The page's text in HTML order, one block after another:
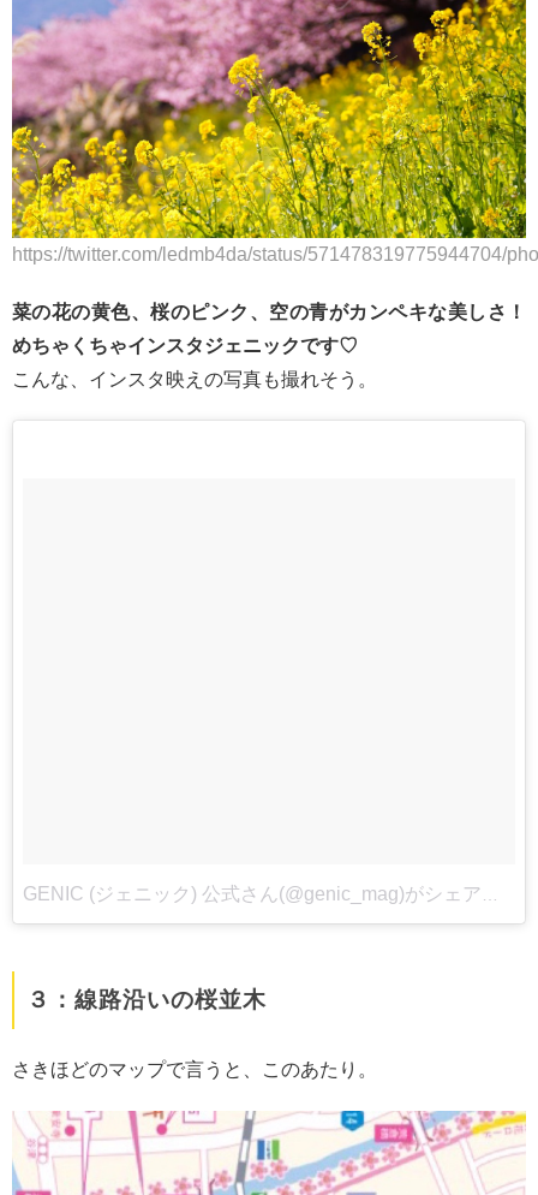
https://twitter.com/ledmb4da/status/571478319775944704/
菜の花の黄色、桜のピンク、空の青がカンペキな美しさ！
めちゃくちゃインスタジェニックです♡
こんな、インスタ映えの写真も撮れそう。
３：線路沿いの桜並木
さきほどのマップで言うと、このあたり。